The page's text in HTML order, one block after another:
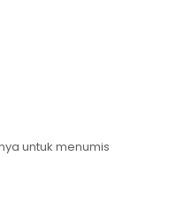
untuk menumis